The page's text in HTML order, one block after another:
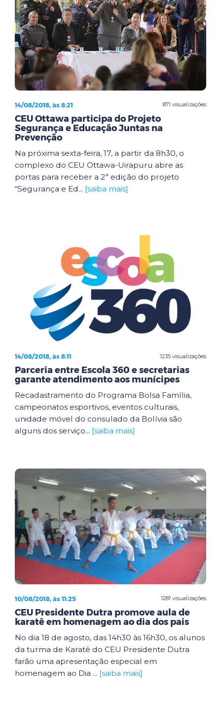
871 visualizações
14/08/2018, às 8:21
CEU Ottawa participa do Projeto
Segurança e Educação Juntas na
Prevenção
Na próxima sexta-feira, 17, a partir da 8h30, o
complexo do CEU Ottawa-Uirapuru abre as
portas para receber a 2ª edição do projeto
“Segurança e Ed... [saiba mais]
1235 visualizações
14/08/2018, às 8:11
Parceria entre Escola 360 e secretarias
garante atendimento aos munícipes
Recadastramento do Programa Bolsa Família,
campeonatos esportivos, eventos culturais,
unidade móvel do consulado da Bolívia são
alguns dos serviço... [saiba mais]
1281 visualizações
10/08/2018, às 11:25
CEU Presidente Dutra promove aula de
karatê em homenagem ao dia dos pais
No dia 18 de agosto, das 14h30 às 16h30, os alunos
da turma de Karatê do CEU Presidente Dutra
farão uma apresentação especial em
homenagem ao Dia ... [saiba mais]